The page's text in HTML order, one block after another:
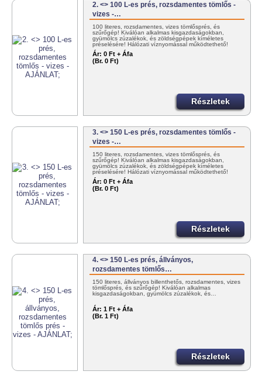
2. <> 100 L-es prés, rozsdamentes tömlős -
vizes -…
100 literes, rozsdamentes, vizes tömlősprés, és
szűrőgép! Kiválóan alkalmas kisgazdaságokban,
gyümölcs zúzalékok, és zöldségpépek kíméletes
préselésére! Hálózati víznyomással működtethető!
30/383-4000
Ár: 0 Ft + Áfa
(Br. 0 Ft)
Részletek
3. <> 150 L-es prés, rozsdamentes tömlős -
vizes -…
150 literes, rozsdamentes, vizes tömlősprés, és
szűrőgép! Kiválóan alkalmas kisgazdaságokban,
gyümölcs zúzalékok, és zöldségpépek kíméletes
préselésére! Hálózati víznyomással működtethető!
30/383-4000
Ár: 0 Ft + Áfa
(Br. 0 Ft)
Részletek
4. <> 150 L-es prés, állványos,
rozsdamentes tömlős…
150 literes, állványos billenthetős, rozsdamentes, vizes
tömlősprés, és szűrőgép! Kiválóan alkalmas
kisgazdaságokban, gyümölcs zúzalékok, és…
Ár: 1 Ft + Áfa
(Br. 1 Ft)
Részletek